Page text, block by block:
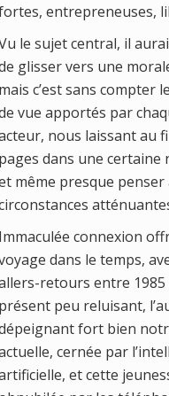
entrepreneuses,
le sujet central, il
glisser vers une
mais c’est sans compter
vue apportés par
nous laissant au
pages dans une certaine
même presque penser
Immaculée connexion
dans le temps,
retours entre 1985
présent peu reluisant,
fort bien
cernée par
et cette